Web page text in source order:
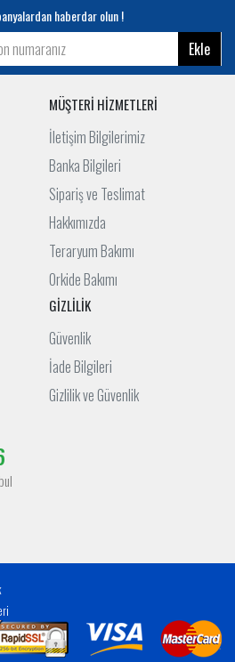
haberdar olun !
Ekle
MÜŞTERİ HİZMETLERİ
İletişim Bilgilerimiz
Banka Bilgileri
Sipariş ve Teslimat
Hakkımızda
Teraryum Bakımı
Orkide Bakımı
GİZLİLİK
Güvenlik
İade Bilgileri
Gizlilik ve Güvenlik